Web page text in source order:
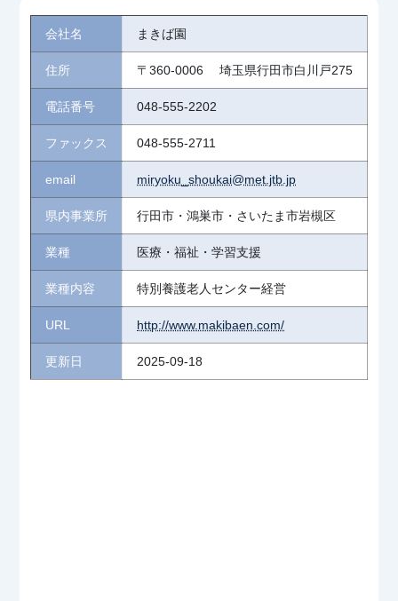
会社名 まきば園
住所 〒360-0006 埼玉県行田市白川戸275
電話番号 048-555-2202
ファックス 048-555-2711
email miryoku_shoukai@met.jtb.jp
県内事業所 行田市・鴻巣市・さいたま市岩槻区
業種 医療・福祉・学習支援
業種内容 特別養護老人センター経営
URL http://www.makibaen.com/
更新日 2025-09-18